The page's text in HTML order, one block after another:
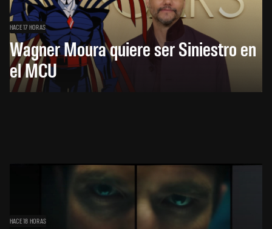
HACE 17 HORAS
Wagner Moura quiere ser Siniestro en
el MCU
HACE 18 HORAS